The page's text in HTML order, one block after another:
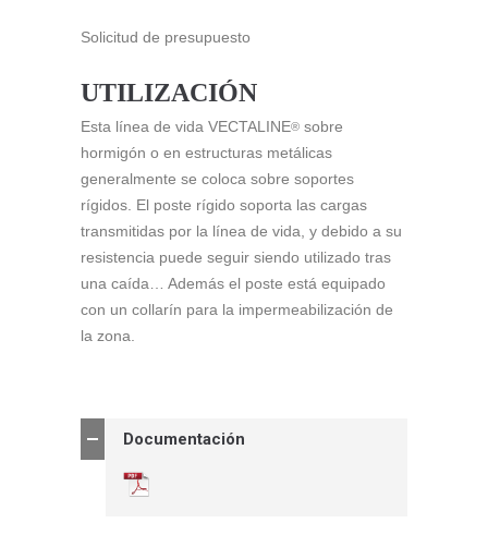
Solicitud de presupuesto
UTILIZACIÓN
Esta línea de vida VECTALINE® sobre
hormigón o en estructuras metálicas
generalmente se coloca sobre soportes
rígidos. El poste rígido soporta las cargas
transmitidas por la línea de vida, y debido a su
resistencia puede seguir siendo utilizado tras
una caída… Además el poste está equipado
con un collarín para la impermeabilización de
la zona.
Documentación